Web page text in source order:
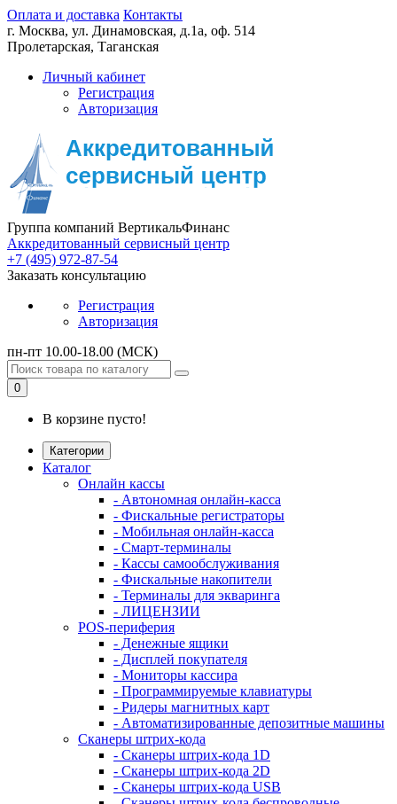
Оплата и доставка Контакты
г. Москва, ул. Динамовская, д.1а, оф. 514
Пролетарская, Таганская
Личный кабинет
Регистрация
Авторизация
Группа компаний ВертикальФинанс
Аккредитованный сервисный центр
+7 (495) 972-87-54
Заказать консультацию
Регистрация
Авторизация
пн-пт 10.00-18.00 (МСК)
0
В корзине пусто!
Категории
Каталог
Онлайн кассы
- Автономная онлайн-касса
- Фискальные регистраторы
- Мобильная онлайн-касса
- Смарт-терминалы
- Кассы самообслуживания
- Фискальные накопители
- Терминалы для экваринга
- ЛИЦЕНЗИИ
POS-периферия
- Денежные ящики
- Дисплей покупателя
- Мониторы кассира
- Программируемые клавиатуры
- Ридеры магнитных карт
- Автоматизированные депозитные машины
Сканеры штрих-кода
- Сканеры штрих-кода 1D
- Сканеры штрих-кода 2D
- Сканеры штрих-кода USB